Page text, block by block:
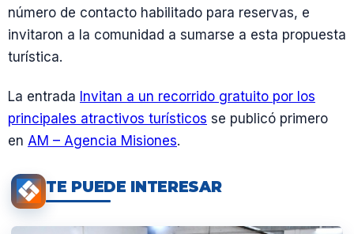
número de contacto habilitado para reservas, e
invitaron a la comunidad a sumarse a esta propuesta
turística.
La entrada Invitan a un recorrido gratuito por los
principales atractivos turísticos se publicó primero
en AM – Agencia Misiones.
TE PUEDE INTERESAR